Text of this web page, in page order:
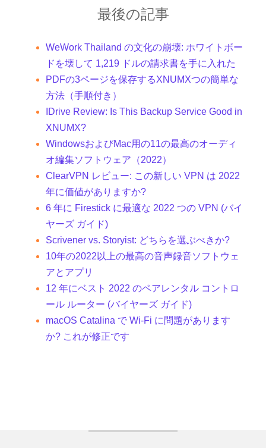
最後の記事
WeWork Thailand の文化の崩壊: ホワイトボー
ドを壊して 1,219 ドルの請求書を手に入れた
PDFの3ページを保存するXNUMXつの簡単な
方法（手順付き）
IDrive Review: Is This Backup Service Good in
XNUMX?
WindowsおよびMac用の11の最高のオーディ
オ編集ソフトウェア（2022）
ClearVPN レビュー: この新しい VPN は 2022
年に価値がありますか?
6 年に Firestick に最適な 2022 つの VPN (バイ
ヤーズ ガイド)
Scrivener vs. Storyist: どちらを選ぶべきか?
10年の2022以上の最高の音声録音ソフトウェ
アとアプリ
12 年にベスト 2022 のペアレンタル コントロ
ール ルーター (バイヤーズ ガイド)
macOS Catalina で Wi-Fi に問題があります
か? これが修正です